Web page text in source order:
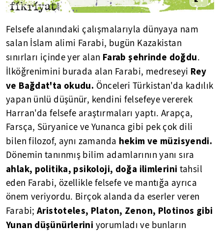
Felsefe alanındaki çalışmalarıyla dünyaya nam
salan İslam alimi Farabi, bugün Kazakistan
sınırları içinde yer alan Farab şehrinde doğdu.
İlköğrenimini burada alan Farabi, medreseyi Rey
ve Bağdat'ta okudu. Önceleri Türkistan'da kadılık
yapan ünlü düşünür, kendini felsefeye vererek
Harran'da felsefe araştırmaları yaptı. Arapça,
Farsça, Süryanice ve Yunanca gibi pek çok dili
bilen filozof, aynı zamanda hekim ve müzisyendi.
Dönemin tanınmış bilim adamlarının yanı sıra
ahlak, politika, psikoloji, doğa ilimlerini tahsil
eden Farabi, özellikle felsefe ve mantığa ayrıca
önem veriyordu. Birçok alanda da eserler veren
Farabi;Aristoteles, Platon, Zenon, Plotinos gibi
Yunan düşünürlerini yorumladı ve bunların